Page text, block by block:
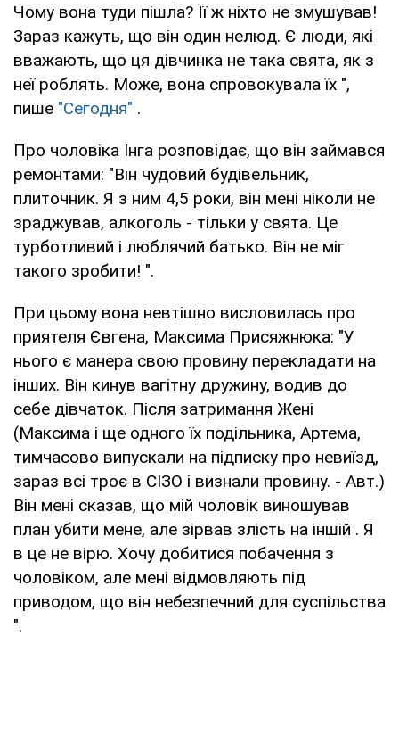
Чому вона туди пішла? Її ж ніхто не змушував!
Зараз кажуть, що він один нелюд. Є люди, які
вважають, що ця дівчинка не така свята, як з
неї роблять. Може, вона спровокувала їх ",
пише "Сегодня" .
Про чоловіка Інга розповідає, що він займався
ремонтами: "Він чудовий будівельник,
плиточник. Я з ним 4,5 роки, він мені ніколи не
зраджував, алкоголь - тільки у свята. Це
турботливий і люблячий батько. Він не міг
такого зробити! ".
При цьому вона невтішно висловилась про
приятеля Євгена, Максима Присяжнюка: "У
нього є манера свою провину перекладати на
інших. Він кинув вагітну дружину, водив до
себе дівчаток. Після затримання Жені
(Максима і ще одного їх подільника, Артема,
тимчасово випускали на підписку про невиїзд,
зараз всі троє в СІЗО і визнали провину. - Авт.)
Він мені сказав, що мій чоловік виношував
план убити мене, але зірвав злість на іншій . Я
в це не вірю. Хочу добитися побачення з
чоловіком, але мені відмовляють під
приводом, що він небезпечний для суспільства
".